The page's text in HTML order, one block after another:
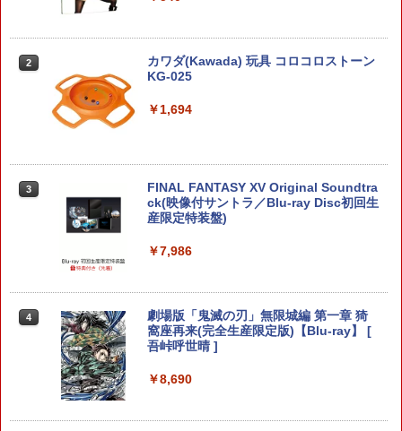
METAL GEAR SOLID : MASTER COLL
あつまれ どうぶつの森 Nintendo Swit
ch 2 Edition
￥6,199
あつまれ どうぶつの森 Nintendo Swit
ch 2 Edition 【Switch2】 NXS-P-ACB
【中古】PS5ロマンシング サガ2 リベ
Marvel's Spider-Man 2
【楽天ブックス限定特典+特典】Castlev
ania: Belmont's Curse Midnight Editi
【早期購入封入特典】DLCチラシ（アル
カードスタイルコスチューム）)
￥4,950
2
[Switch] ポケットモンスター スカーレ
ット・バイオレット ゼロの秘宝 （ダウ
用可
【中古】スーパーマリオメーカー 2 -Swi
tch
￥3,596
LITHON ライソン 脳を鍛える大人の娯楽
ゲーム 4 in 1 KTFC-008B 麻雀 将棋 育
ポータブル 接続 簡単 玩具 おもちゃ 室内
2
カワダ(Kawada) 玩具 コロコロストーン
KG-025
￥1,694
3
FINAL FANTASY XV Original Soundtra
ck(映像付サントラ／Blu-ray Disc初回生
産限定特装盤)
￥7,986
4
劇場版「鬼滅の刃」無限城編 第一章 猗
窩座再来(完全生産限定版)【Blu-ray】 [
吾峠呼世晴 ]
￥8,690